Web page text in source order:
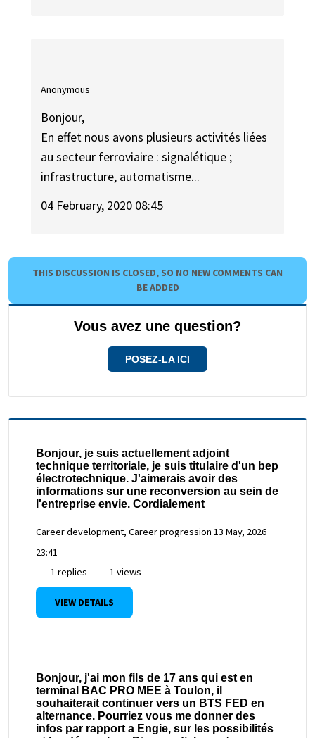
Anonymous
Bonjour,
En effet nous avons plusieurs activités liées
au secteur ferroviaire : signalétique ;
infrastructure, automatisme...
04 February, 2020 08:45
THIS DISCUSSION IS CLOSED, SO NO NEW COMMENTS CAN
BE ADDED
Vous avez une question?
POSEZ-LA ICI
Bonjour, je suis actuellement adjoint
technique territoriale, je suis titulaire d'un bep
électrotechnique. J'aimerais avoir des
informations sur une reconversion au sein de
l'entreprise envie. Cordialement
Career development, Career progression 13 May, 2026
23:41
1 replies
1 views
VIEW DETAILS
Bonjour, j'ai mon fils de 17 ans qui est en
terminal BAC PRO MEE à Toulon, il
souhaiterait continuer vers un BTS FED en
alternance. Pourriez vous me donner des
infos par rapport a Engie, sur les possibilités